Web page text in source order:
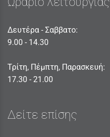
Δευτέρα - Σαββατο:
9.00 - 14.30
Τρίτη, Πέμπτη, Παρασκευή:
17.30 - 21.00
Δείτε επίσης